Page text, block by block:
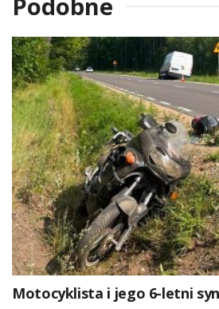
Motocyklista i jego 6-letni